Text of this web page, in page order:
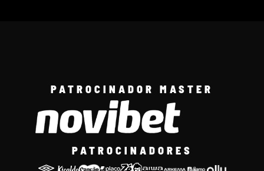
PATROCINADOR MASTER
PATROCINADORES